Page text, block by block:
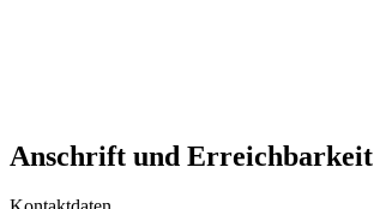
Anschrift und Erreichbarkeit